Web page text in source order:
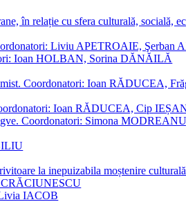
în relație cu sfera culturală, socială,
Liviu APETROAIE, Şerban
Ioan HOLBAN, Sorina DĂNĂILĂ
Coordonatori: Ioan RĂDUCEA,
Ioan RĂDUCEA, Cip
Coordonatori: Simona
la inepuizabila moștenire
CRĂCIUNESCU
IACOB